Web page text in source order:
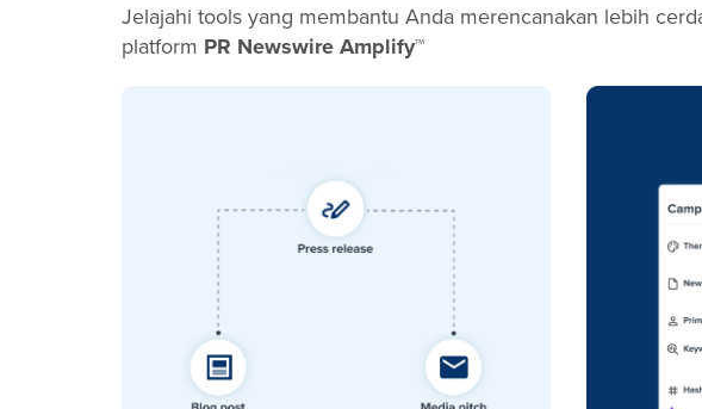
Jelajahi tools yang membantu Anda merencanakan lebih
platform PR Newswire Amplify™